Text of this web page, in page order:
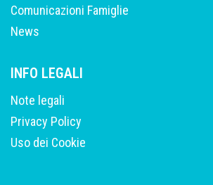
Comunicazioni Famiglie
News
INFO LEGALI
Note legali
Privacy Policy
Uso dei Cookie